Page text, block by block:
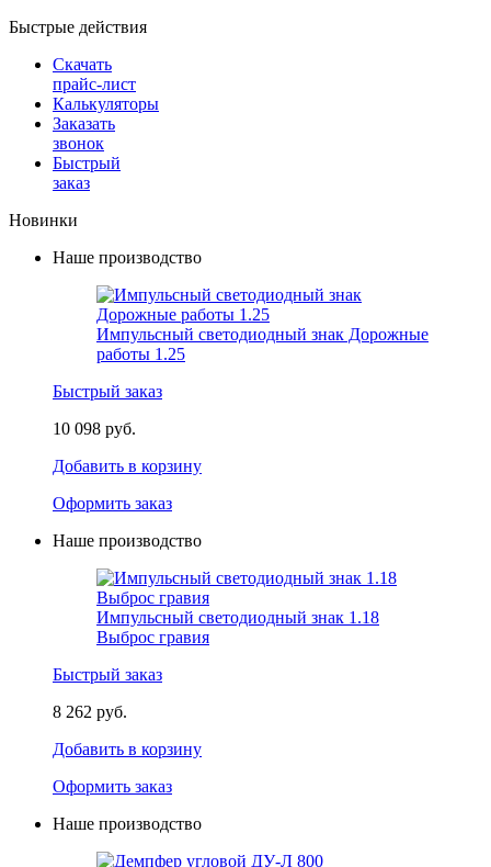
Быстрые действия
Скачать
прайс-лист
Калькуляторы
Заказать
звонок
Быстрый
заказ
Новинки
Наше производство
Импульсный светодиодный знак Дорожные
работы 1.25
Быстрый заказ
10 098 руб.
Добавить в корзину
Оформить заказ
Наше производство
Импульсный светодиодный знак 1.18
Выброс гравия
Быстрый заказ
8 262 руб.
Добавить в корзину
Оформить заказ
Наше производство